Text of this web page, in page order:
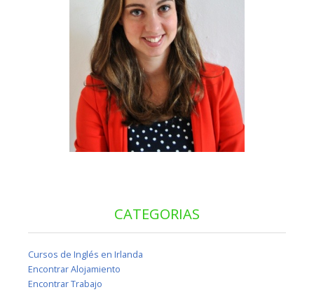
CATEGORIAS
Cursos de Inglés en Irlanda
Encontrar Alojamiento
Encontrar Trabajo